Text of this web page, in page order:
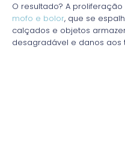
O resultado? A
mofo e bolor, que se
calçados e objetos
desagradável e danos aos